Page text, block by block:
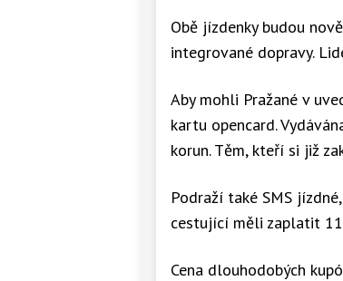
Obě jízdenky budou
integrované dopravy.
Aby mohli Pražané v
kartu opencard.
korun. Těm, kteří si již
Podraží také SMS
cestující měli zaplatit
Cena dlouhodobých